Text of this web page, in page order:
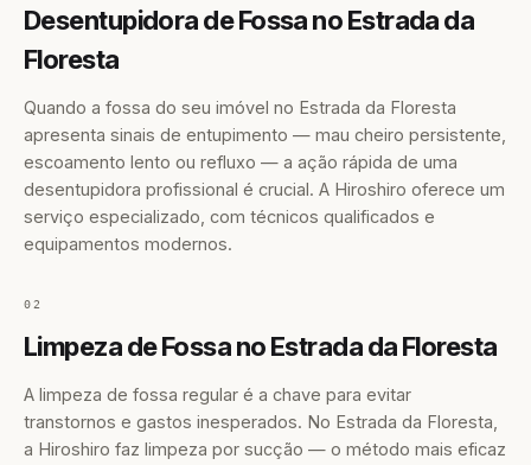
Desentupidora de Fossa no Estrada da
Floresta
Quando a fossa do seu imóvel no Estrada da Floresta
apresenta sinais de entupimento — mau cheiro persistente,
escoamento lento ou refluxo — a ação rápida de uma
desentupidora profissional é crucial. A Hiroshiro oferece um
serviço especializado, com técnicos qualificados e
equipamentos modernos.
02
Limpeza de Fossa no Estrada da Floresta
A limpeza de fossa regular é a chave para evitar
transtornos e gastos inesperados. No Estrada da Floresta,
a Hiroshiro faz limpeza por sucção — o método mais eficaz